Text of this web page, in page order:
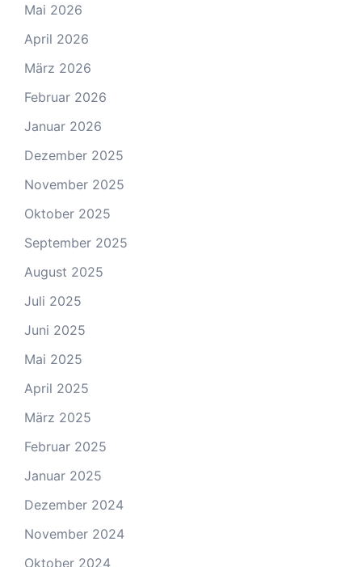
Mai 2026
April 2026
März 2026
Februar 2026
Januar 2026
Dezember 2025
November 2025
Oktober 2025
September 2025
August 2025
Juli 2025
Juni 2025
Mai 2025
April 2025
März 2025
Februar 2025
Januar 2025
Dezember 2024
November 2024
Oktober 2024